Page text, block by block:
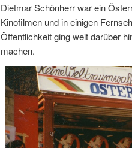
Dietmar Schönherr war ein
Kinofilmen und in einigen
Öffentlichkeit ging weit darüber
machen.